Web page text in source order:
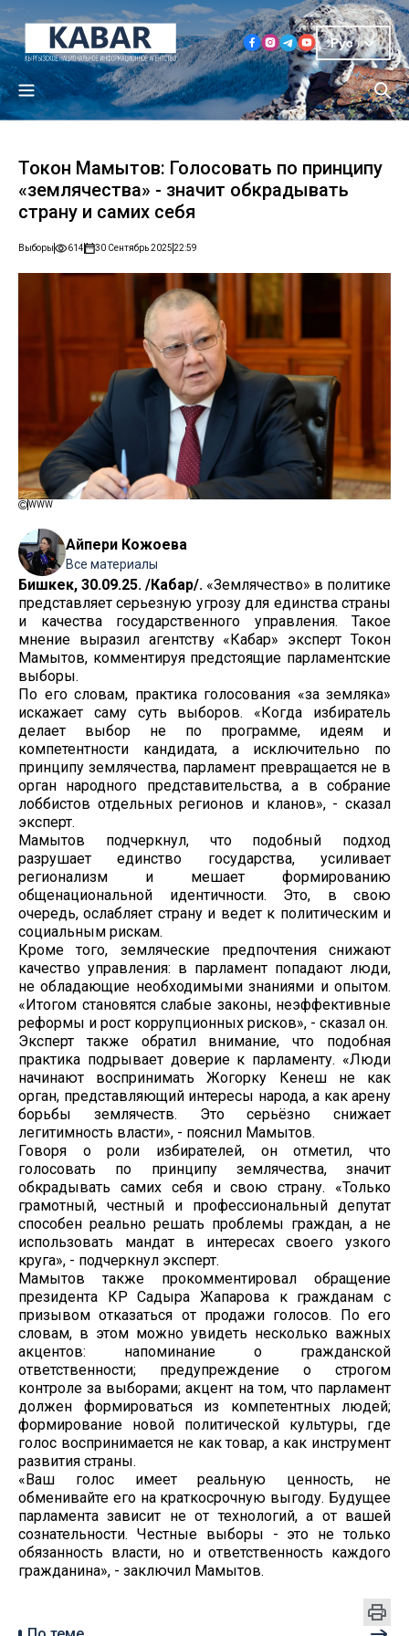
Рус
Токон Мамытов: Голосовать по принципу
«землячества» - значит обкрадывать
страну и самих себя
Выборы 614 30 Сентябрь 202522:59
WWW
Айпери Кожоева
Все материалы
Бишкек, 30.09.25. /Кабар/. «Землячество» в политике
представляет серьезную угрозу для единства страны
и качества государственного управления. Такое
мнение выразил агентству «Кабар» эксперт Токон
Мамытов, комментируя предстоящие парламентские
выборы.
По его словам, практика голосования «за земляка»
искажает саму суть выборов. «Когда избиратель
делает выбор не по программе, идеям и
компетентности кандидата, а исключительно по
принципу землячества, парламент превращается не в
орган народного представительства, а в собрание
лоббистов отдельных регионов и кланов», - сказал
эксперт.
Мамытов подчеркнул, что подобный подход
разрушает единство государства, усиливает
регионализм и мешает формированию
общенациональной идентичности. Это, в свою
очередь, ослабляет страну и ведет к политическим и
социальным рискам.
Кроме того, земляческие предпочтения снижают
качество управления: в парламент попадают люди,
не обладающие необходимыми знаниями и опытом.
«Итогом становятся слабые законы, неэффективные
реформы и рост коррупционных рисков», - сказал он.
Эксперт также обратил внимание, что подобная
практика подрывает доверие к парламенту. «Люди
начинают воспринимать Жогорку Кенеш не как
орган, представляющий интересы народа, а как арену
борьбы землячеств. Это серьёзно снижает
легитимность власти», - пояснил Мамытов.
Говоря о роли избирателей, он отметил, что
голосовать по принципу землячества, значит
обкрадывать самих себя и свою страну. «Только
грамотный, честный и профессиональный депутат
способен реально решать проблемы граждан, а не
использовать мандат в интересах своего узкого
круга», - подчеркнул эксперт.
Мамытов также прокомментировал обращение
президента КР Садыра Жапарова к гражданам с
призывом отказаться от продажи голосов. По его
словам, в этом можно увидеть несколько важных
акцентов: напоминание о гражданской
ответственности; предупреждение о строгом
контроле за выборами; акцент на том, что парламент
должен формироваться из компетентных людей;
формирование новой политической культуры, где
голос воспринимается не как товар, а как инструмент
развития страны.
«Ваш голос имеет реальную ценность, не
обменивайте его на краткосрочную выгоду. Будущее
парламента зависит не от технологий, а от вашей
сознательности. Честные выборы - это не только
обязанность власти, но и ответственность каждого
гражданина», - заключил Мамытов.